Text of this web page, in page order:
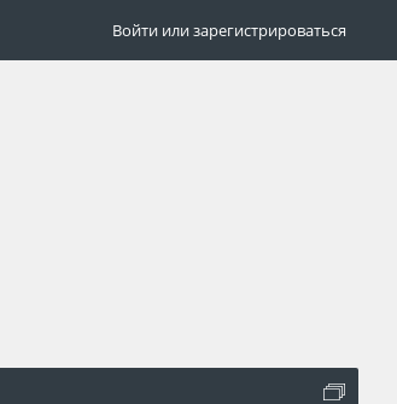
Войти или зарегистрироваться